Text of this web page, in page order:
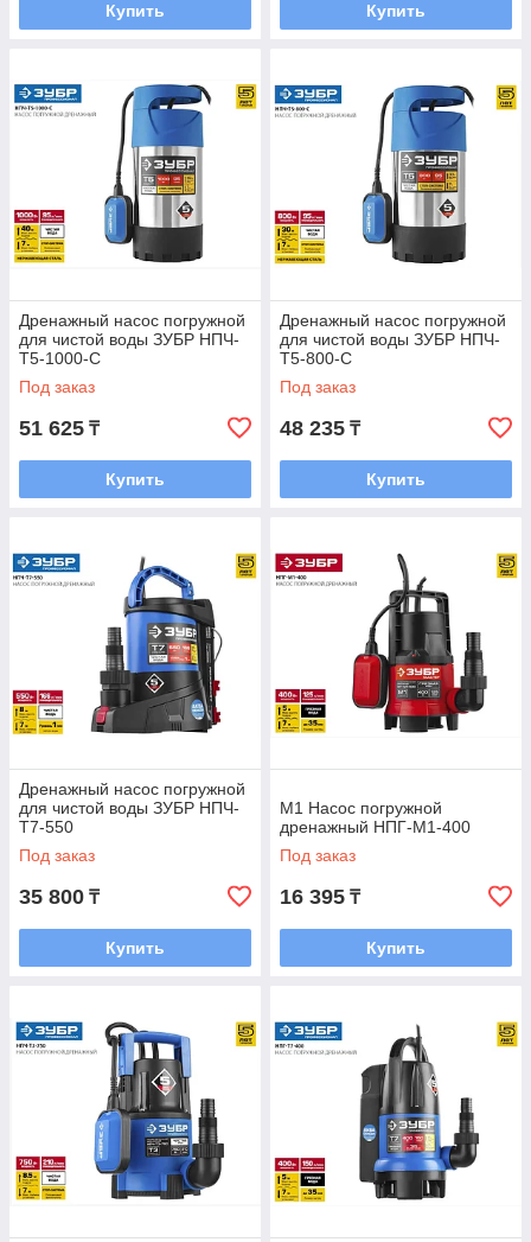
Купить Купить
Дренажный насос погружной
для чистой воды ЗУБР НПЧ-
Т5-1000-С
Под заказ
51 625 ₸
Купить
Дренажный насос погружной
для чистой воды ЗУБР НПЧ-
Т5-800-С
Под заказ
48 235 ₸
Купить
Дренажный насос погружной
для чистой воды ЗУБР НПЧ-
Т7-550
Под заказ
35 800 ₸
Купить
М1 Насос погружной
дренажный НПГ-М1-400
Под заказ
16 395 ₸
Купить